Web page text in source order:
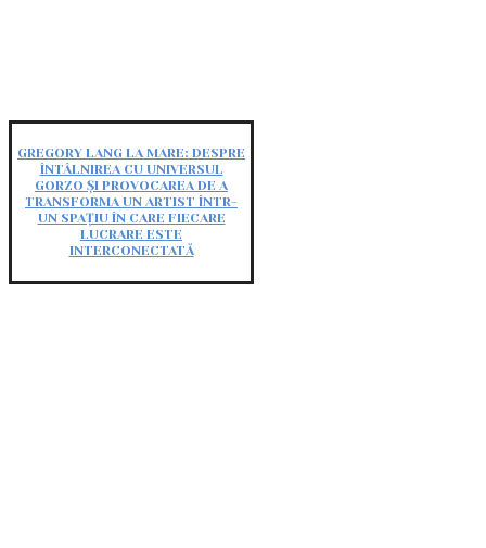
GREGORY LANG LA MARE: DESPRE
ÎNTÂLNIREA CU UNIVERSUL
GORZO ȘI PROVOCAREA DE A
TRANSFORMA UN ARTIST ÎNTR-
UN SPAȚIU ÎN CARE FIECARE
LUCRARE ESTE
INTERCONECTATĂ